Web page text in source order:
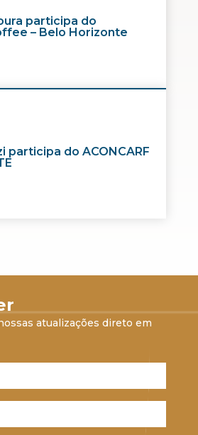
participa do
– Belo Horizonte
participa do ACONCARF
atualizações direto em